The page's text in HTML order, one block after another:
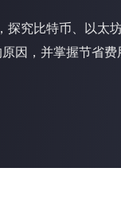
$26,999
探究比特币、以太
原因，并掌握节省费